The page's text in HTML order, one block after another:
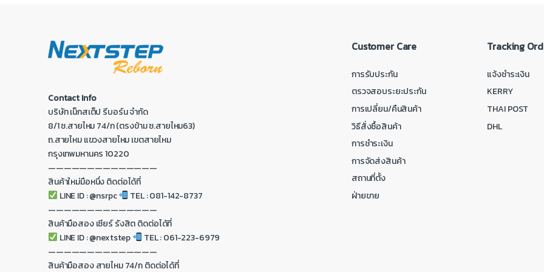
Contact Info
บริษัท เน็กสเต็ป รีบอร์น จำกัด
8/1 ซ.สายไหม 74/ก (ตรงข้าม ซ.สายไหม63)
ถ.สายไหม แขวงสายไหม เขตสายไหม
กรุงเทพมหานคร 10220
——————————————
สินค้าใหม่มือหนึ่ง ติดต่อได้ที่
LINE ID : @nsrpc
TEL : 081-142-8737
——————————————
สินค้ามือสอง เซียร์ รังสิต ติดต่อได้ที่
LINE ID : @nextstep
TEL : 061-223-6979
——————————————
สินค้ามือสอง สายไหม 74/ก ติดต่อได้ที่
Customer Care
การรับประกัน
ตรวจสอบระยะประกัน
การเปลี่ยน/คืนสินค้า
วิธีสั่งซื้อสินค้า
การชำระเงิน
การจัดส่งสินค้า
สถานที่ตั้ง
ฝ่ายขาย
Tracking
แจ้งชำระเงิน
KERRY
THAI POST
DHL